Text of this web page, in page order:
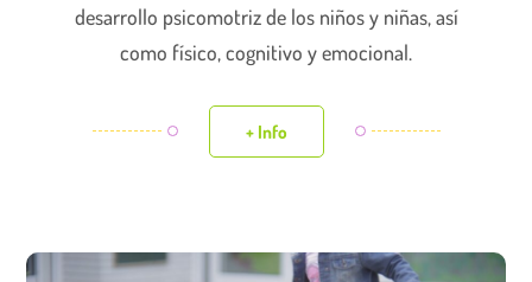
desarrollo psicomotriz de los niños y niñas, así
como físico, cognitivo y emocional.
+ Info